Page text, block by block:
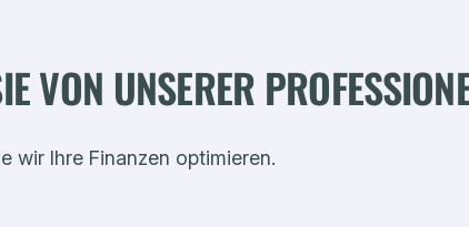
VON UNSERER
wir Ihre Finanzen optimieren.